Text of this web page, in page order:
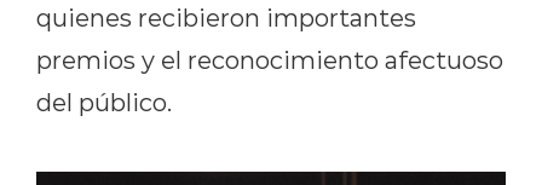
quienes recibieron importantes
premios y el reconocimiento afectuoso
del público.